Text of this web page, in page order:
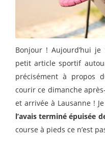
Bonjour ! Aujourd’hui
petit article sportif
précisément à propos
courir ce dimanche
et arrivée à Lausanne !
l’avais terminé épuisée
course à pieds ce n’est